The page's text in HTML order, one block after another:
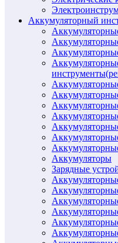
Аккумуляторный
Аккумуляторы
Зарядные